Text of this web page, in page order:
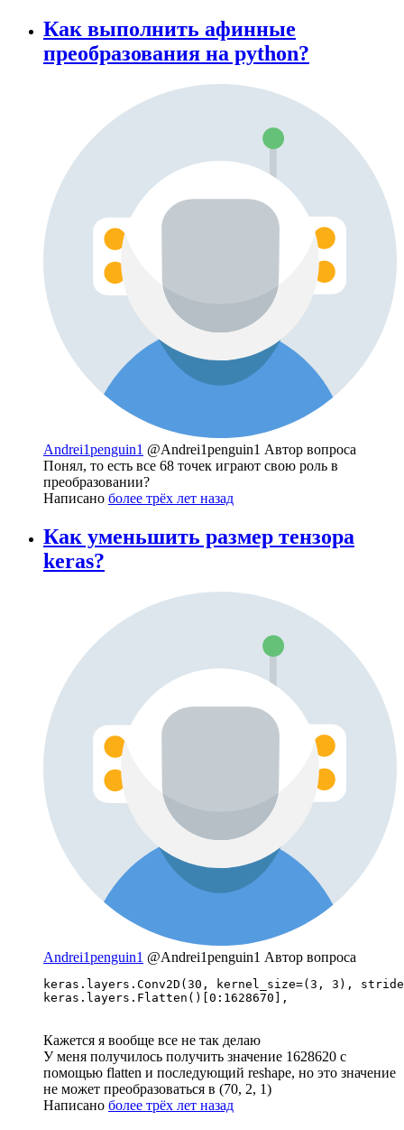
Как выполнить афинные
преобразования на python?
Andrei1penguin1 @Andrei1penguin1 Автор вопроса
Понял, то есть все 68 точек играют свою роль в
преобразовании?
Написано более трёх лет назад
Как уменьшить размер тензора
keras?
Andrei1penguin1 @Andrei1penguin1 Автор вопроса
keras.layers.Conv2D(30, kernel_size=(3, 3),
keras.layers.Flatten()[0:1628670],
Кажется я вообще все не так делаю
У меня получилось получить значение 1628620 с
помощью flatten и последующий reshape, но это значение
не может преобразоваться в (70, 2, 1)
Написано более трёх лет назад